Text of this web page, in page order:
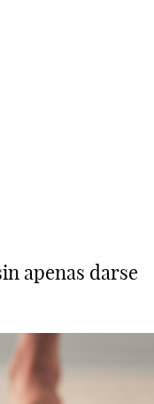
apenas darse